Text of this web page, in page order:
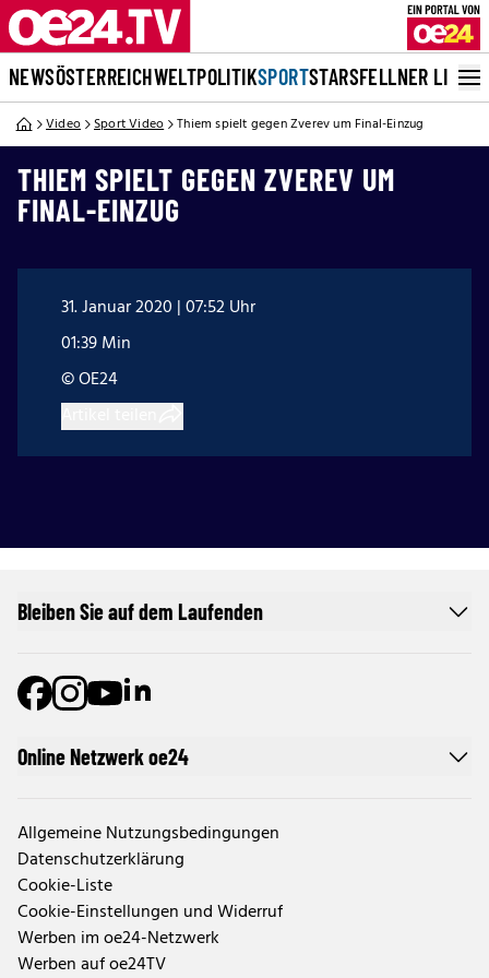
NEWSÖSTERREICHWELTPOLITIKSPORTSTARSFELLNER LIVE
Video Sport Video Thiem spielt gegen Zverev um Final-Einzug
THIEM SPIELT GEGEN ZVEREV UM
FINAL-EINZUG
31. Januar 2020 | 07:52 Uhr
01:39 Min
© OE24
Online Netzwerk oe24
Allgemeine Nutzungsbedingungen
Datenschutzerklärung
Cookie-Liste
Cookie-Einstellungen und Widerruf
Werben im oe24-Netzwerk
Werben auf oe24TV
Bleiben Sie auf dem Laufenden